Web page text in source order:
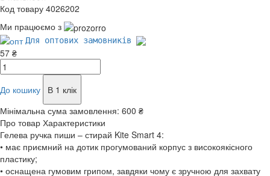
Код товару 4026202
Ми працюємо з
Для оптових замовників
57 ₴
До кошику
В 1 клік
Мінімальна сума замовлення: 600 ₴
Про товар Характеристики
Гелева ручка пиши – стирай Kite Smart 4:
• має приємний на дотик прогумований корпус з високоякісного
пластику;
• оснащена гумовим грипом, завдяки чому є зручною для захвату